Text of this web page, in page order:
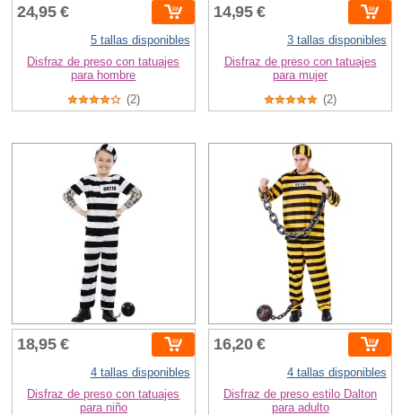
24,95 €
5 tallas disponibles
Disfraz de preso con tatuajes
para hombre
(2)
14,95 €
3 tallas disponibles
Disfraz de preso con tatuajes
para mujer
(2)
18,95 €
4 tallas disponibles
Disfraz de preso con tatuajes
para niño
16,20 €
4 tallas disponibles
Disfraz de preso estilo Dalton
para adulto